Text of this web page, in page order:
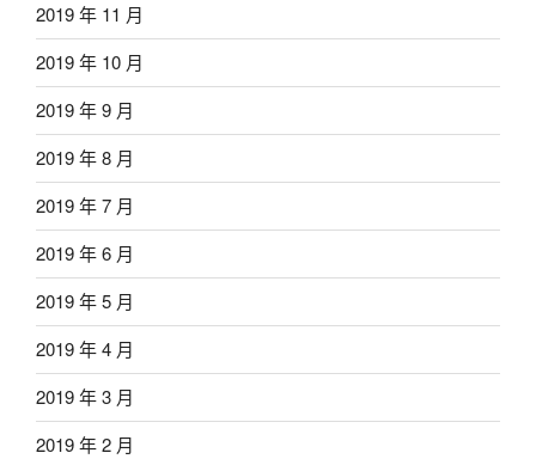
2019 年 11 月
2019 年 10 月
2019 年 9 月
2019 年 8 月
2019 年 7 月
2019 年 6 月
2019 年 5 月
2019 年 4 月
2019 年 3 月
2019 年 2 月